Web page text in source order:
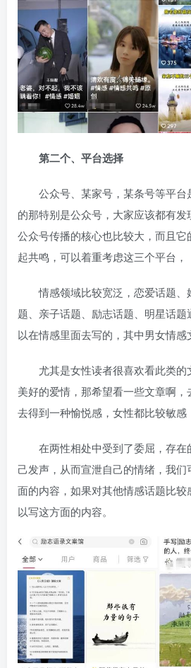
第二个、平台选择
公众号、某家号，某条号等平
的那特别是公众号，大家应该都有发
公众号传播的核心也比较大，而且它
起共鸣，可以着重考虑这三个平台，
情感领域比较宽泛，恋爱话题
题、亲子话题、励志话题、明星话
以在情感里面去写的，其中男女情感
尤其是女性读者很喜欢看此类
美好的爱情，那希望看一些文章啊，
去得到一种愉悦感，女性都比较敏感
在两性相处中受到了委屈，存在
己发声，从而宣泄自己的情绪，我
面的内容，如果对其他情感话题比
以写这方面的内容。